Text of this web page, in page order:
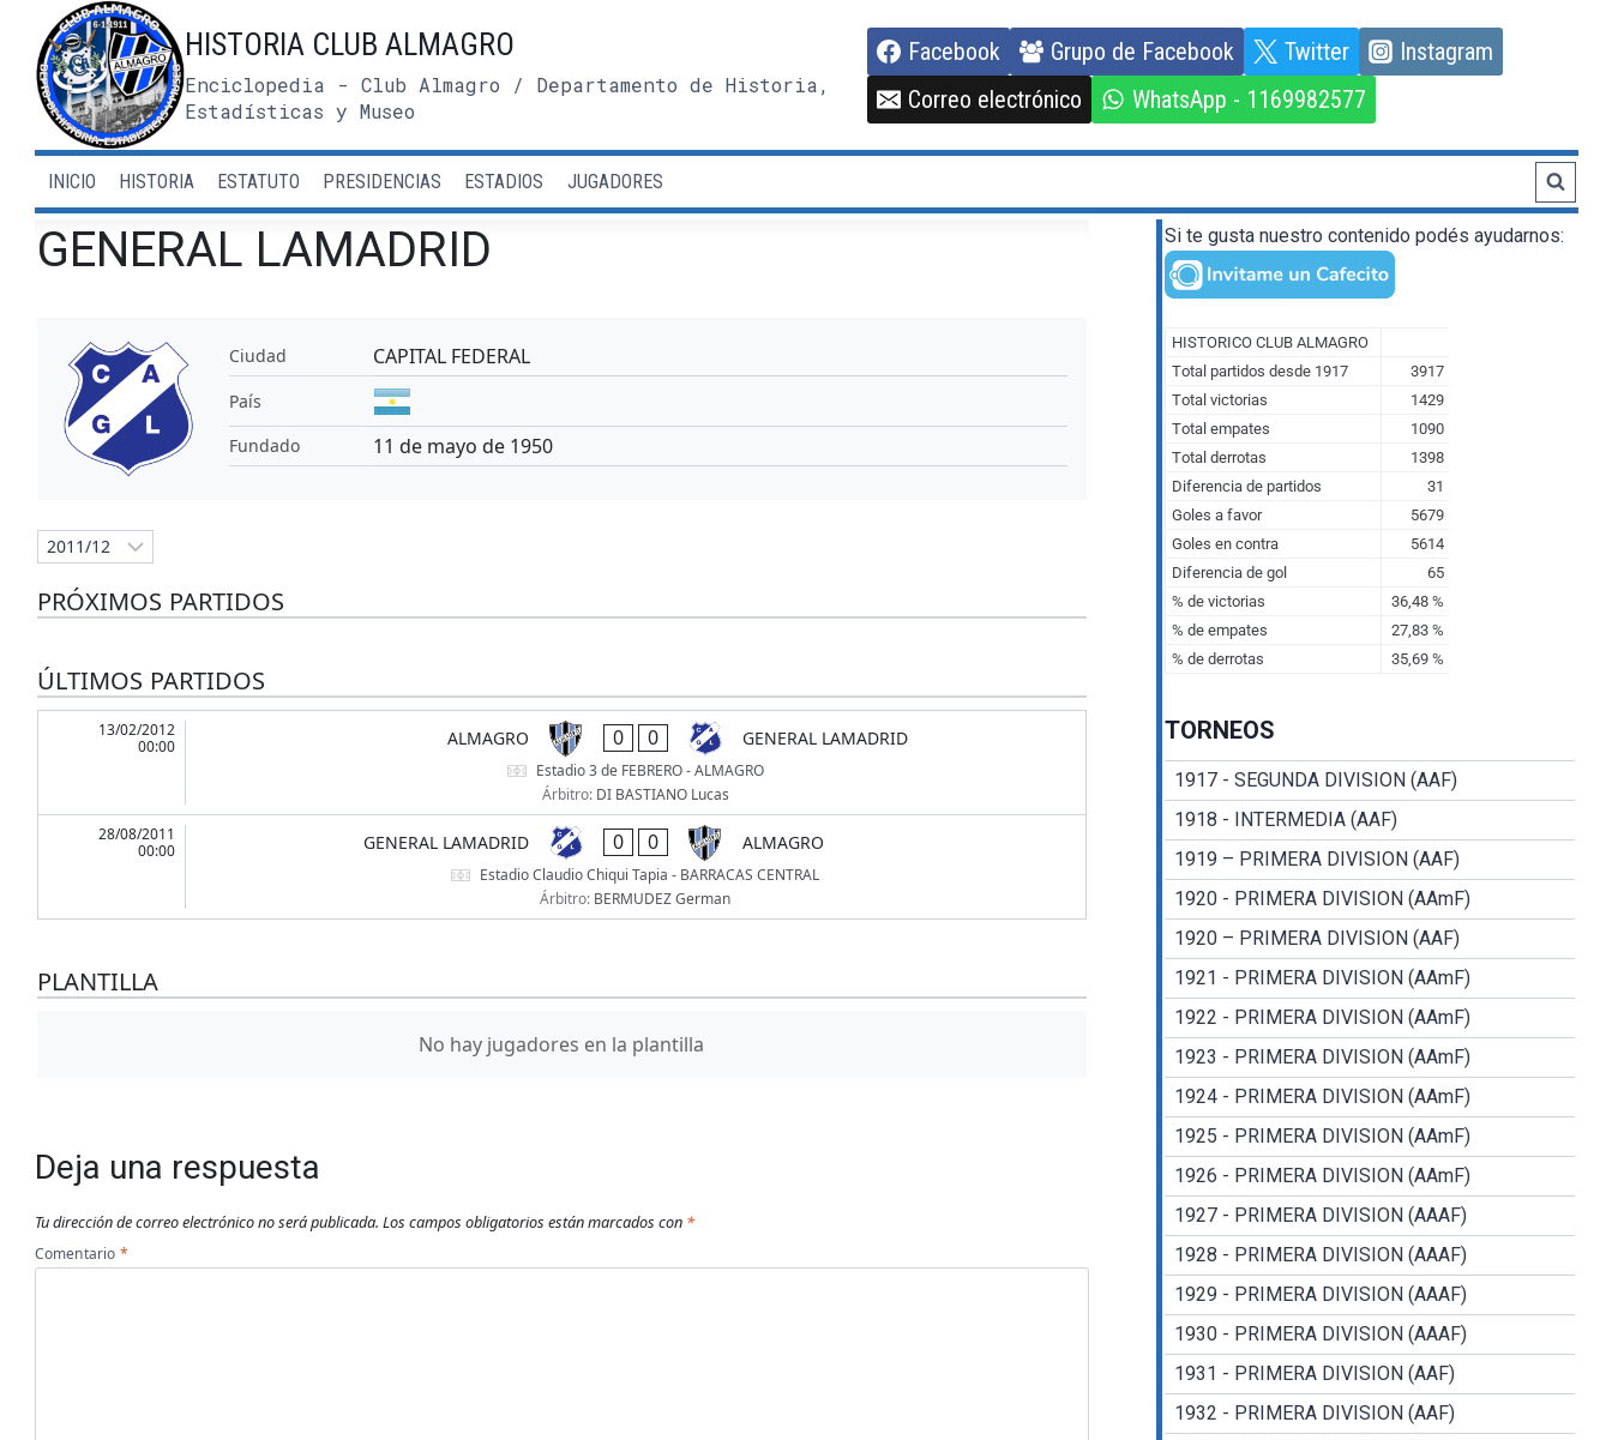
contenido
HISTORIA CLUB ALMAGRO
Enciclopedia - Club Almagro / Departamento de Historia,
Estadísticas y Museo
Facebook Grupo de Facebook Twitter
Instagram
Correo electrónico
WhatsApp - 1169982577
INICIO HISTORIA ESTATUTO PRESIDENCIAS ESTADIOS JUGADORES
GENERAL LAMADRID
Ciudad CAPITAL FEDERAL
País
Fundado
11 de mayo de 1950
PRÓXIMOS PARTIDOS
ÚLTIMOS PARTIDOS
13/02/2012
00:00
ALMAGRO 0 0 GENERAL LAMADRID
Estadio 3 de FEBRERO - ALMAGRO
Árbitro: DI BASTIANO Lucas
28/08/2011
00:00
GENERAL LAMADRID 0 0 ALMAGRO
Estadio Claudio Chiqui Tapia - BARRACAS CENTRAL
Árbitro: BERMUDEZ German
PLANTILLA
No hay jugadores en la plantilla
Deja una respuesta
Tu dirección de correo electrónico no será publicada. Los campos obligatorios están marcados con *
Comentario *
Si te gusta nuestro contenido podés ayudarnos:
TORNEOS
1917 - SEGUNDA DIVISION (AAF)
1918 - INTERMEDIA (AAF)
1919 – PRIMERA DIVISION (AAF)
1920 - PRIMERA DIVISION (AAmF)
1920 – PRIMERA DIVISION (AAF)
1921 - PRIMERA DIVISION (AAmF)
1922 - PRIMERA DIVISION (AAmF)
1923 - PRIMERA DIVISION (AAmF)
1924 - PRIMERA DIVISION (AAmF)
1925 - PRIMERA DIVISION (AAmF)
1926 - PRIMERA DIVISION (AAmF)
1927 - PRIMERA DIVISION (AAAF)
1928 - PRIMERA DIVISION (AAAF)
1929 - PRIMERA DIVISION (AAAF)
1930 - PRIMERA DIVISION (AAAF)
1931 - PRIMERA DIVISION (AAF)
1932 - PRIMERA DIVISION (AAF)